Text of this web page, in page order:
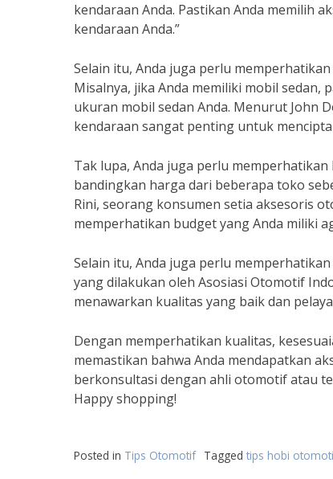
kendaraan Anda. Pastikan Anda memilih
kendaraan Anda.”
Selain itu, Anda juga perlu
Misalnya, jika Anda memiliki mobil sedan,
ukuran mobil sedan Anda. Menurut John
kendaraan sangat penting untuk
Tak lupa, Anda juga perlu
bandingkan harga dari beberapa toko
Rini, seorang konsumen setia aksesoris
memperhatikan budget yang Anda miliki
Selain itu, Anda juga perlu
yang dilakukan oleh Asosiasi Otomotif
menawarkan kualitas yang baik dan
Dengan memperhatikan kualitas,
memastikan bahwa Anda mendapatkan
berkonsultasi dengan ahli otomotif atau
Happy shopping!
Posted in Tips Otomotif Tagged tips hobi